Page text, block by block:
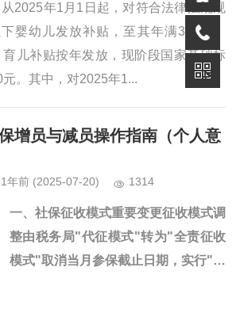
从2025年1月1日起，对符合法律法规规
婴幼儿发放补贴，至其年满3周岁。
育儿补贴按年发放，现阶段国家基础标
。其中，对2025年1...
增员与减员操作指南（个人意
1年前 (2025-07-20) 1314
一、社保征收模式重要变更征收模式调
整由税务局"代征模式"转为"全责征收
模式"取消当月参保截止日期，实行"入